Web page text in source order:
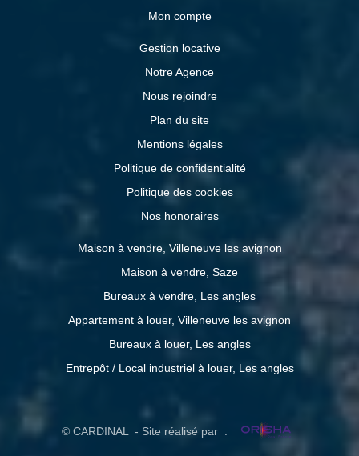
Mon compte
Gestion locative
Notre Agence
Nous rejoindre
Plan du site
Mentions légales
Politique de confidentialité
Politique des cookies
Nos honoraires
Maison à vendre, Villeneuve les avignon
Maison à vendre, Saze
Bureaux à vendre, Les angles
Appartement à louer, Villeneuve les avignon
Bureaux à louer, Les angles
Entrepôt / Local industriel à louer, Les angles
© CARDINAL - Site réalisé par :